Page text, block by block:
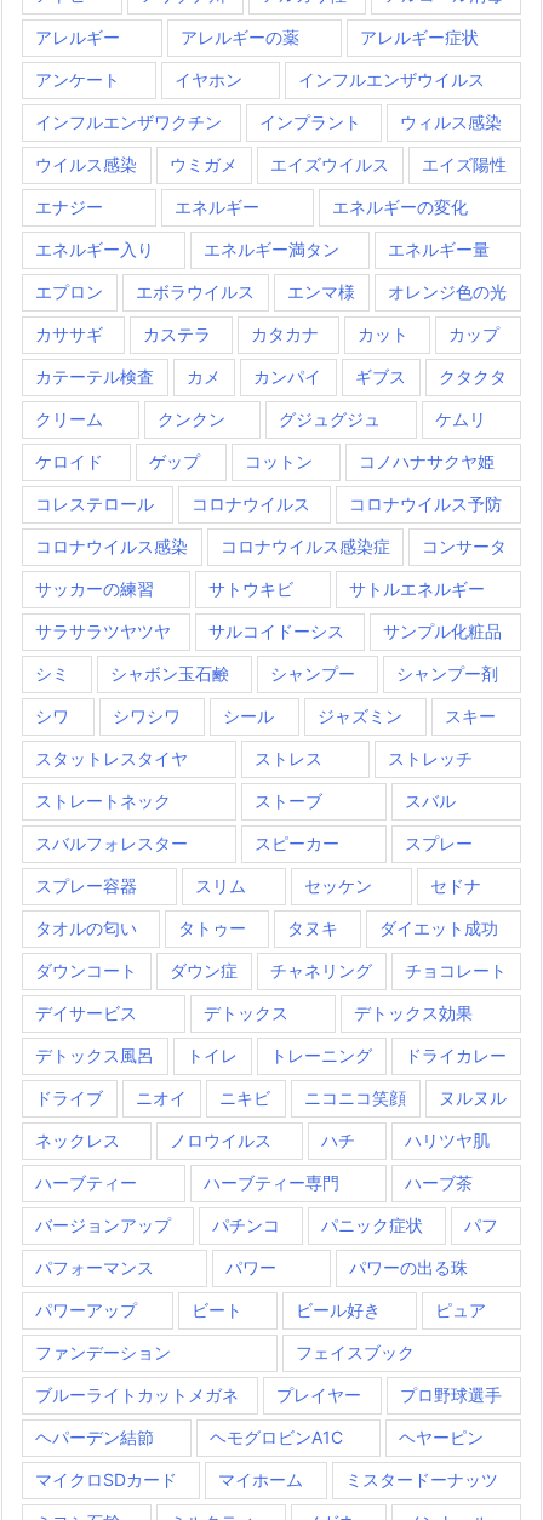
アレルギー アレルギーの薬 アレルギー症状
アンケート イヤホン インフルエンザウイルス
インフルエンザワクチン インプラント ウィルス感染
ウイルス感染 ウミガメ エイズウイルス エイズ陽性
エナジー エネルギー エネルギーの変化
エネルギー入り エネルギー満タン エネルギー量
エプロン エボラウイルス エンマ様 オレンジ色の光
カササギ カステラ カタカナ カット カップ
カテーテル検査 カメ カンパイ ギブス クタクタ
クリーム クンクン グジュグジュ ケムリ
ケロイド ゲップ コットン コノハナサクヤ姫
コレステロール コロナウイルス コロナウイルス予防
コロナウイルス感染 コロナウイルス感染症 コンサータ
サッカーの練習 サトウキビ サトルエネルギー
サラサラツヤツヤ サルコイドーシス サンプル化粧品
シミ シャボン玉石鹸 シャンプー シャンプー剤
シワ シワシワ シール ジャズミン スキー
スタットレスタイヤ ストレス ストレッチ
ストレートネック ストーブ スバル
スバルフォレスター スピーカー スプレー
スプレー容器 スリム セッケン セドナ
タオルの匂い タトゥー タヌキ ダイエット成功
ダウンコート ダウン症 チャネリング チョコレート
デイサービス デトックス デトックス効果
デトックス風呂 トイレ トレーニング ドライカレー
ドライブ ニオイ ニキビ ニコニコ笑顔 ヌルヌル
ネックレス ノロウイルス ハチ ハリツヤ肌
ハーブティー ハーブティー専門 ハーブ茶
バージョンアップ パチンコ パニック症状 パフ
パフォーマンス パワー パワーの出る珠
パワーアップ ビート ビール好き ピュア
ファンデーション フェイスブック
ブルーライトカットメガネ プレイヤー プロ野球選手
ヘパーデン結節 ヘモグロビンA1C ヘヤーピン
マイクロSDカード マイホーム ミスタードーナッツ